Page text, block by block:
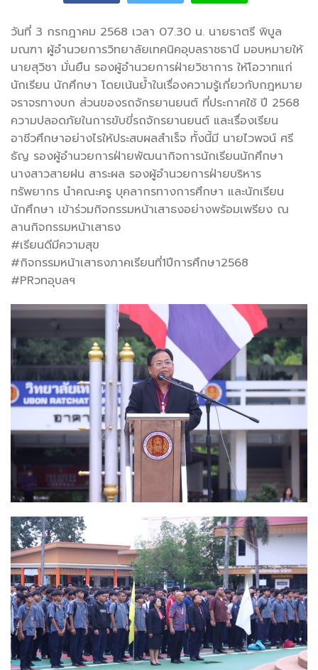
วันที่ 3 กรกฎาคม 2568 เวลา 07.30 น. นายธาตรี พิบูล
มณฑา ผู้อำนวยการวิทยาลัยเทคนิคอุบลราชธานี มอบหมายให้
นายสุวิชา มั่นยืน รองผู้อำนวยการฝ่ายวิชาการ ให้โอวาทแก่
นักเรียน นักศึกษา โดยเน้นย้ำในเรื่องความรู้เกี่ยวกับกฎหมาย
จราจรทางบก ส่วนของรถจักรยานยนต์ ที่ประกาศใช้ ปี 2568
ความปลอดภัยในการขับขี่รถจักรยานยนต์ และเรื่องเรียน
อาชีวศึกษาอย่างไรให้ประสบผลสำเร็จ ทั้งนี้มี นายไวพจน์ ศรี
ธัญ รองผู้อำนวยการฝ่ายพัฒนากิจการนักเรียนนักศึกษา
นางสาวสายฝน สาระผล รองผู้อำนวยการฝ่ายบริหาร
ทรัพยากร นำคณะครู บุคลากรทางการศึกษา และนักเรียน
นักศึกษา เข้าร่วมกิจกรรมหน้าเสาธงอย่างพร้อมเพรียง ณ
ลานกิจกรรมหน้าเสาธง
#เรียนดีมีความสุข
#กิจกรรมหน้าเสาธงภาคเรียนที่1ปีการศึกษา2568
#PRวทอุบลฯ